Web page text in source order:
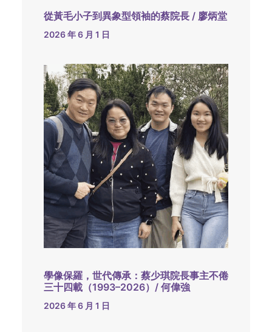
從黃毛小子到異象型領袖的蔡院長 / 廖炳堂
2026 年 6 月 1 日
學像保羅，世代傳承：蔡少琪院長事主不倦
三十四載（1993–2026）/ 何偉強
2026 年 6 月 1 日